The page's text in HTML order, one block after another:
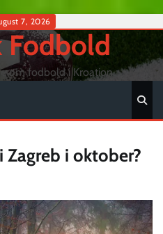
7, 2026
Fodbold
om fodbold i Kroation
i oktober?